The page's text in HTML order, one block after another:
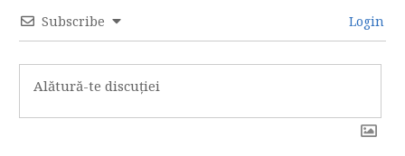
Subscribe Login